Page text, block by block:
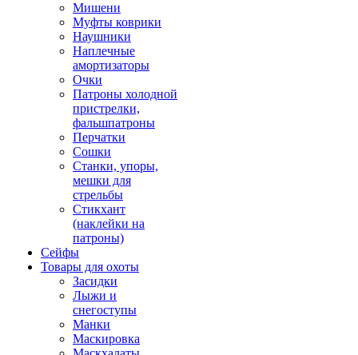
Мишени
Муфты коврики
Наушники
Наплечные
амортизаторы
Очки
Патроны холодной
пристрелки,
фальшпатроны
Перчатки
Сошки
Станки, упоры,
мешки для
стрельбы
Стикхант
(наклейки на
патроны)
Сейфы
Товары для охоты
Засидки
Лыжи и
снегоступы
Манки
Маскировка